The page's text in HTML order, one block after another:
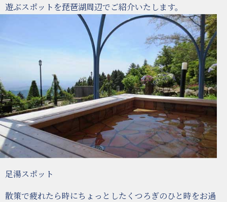
遊ぶスポットを琵琶湖周辺でご紹介いたします。
足湯スポット
散策で疲れたら時にちょっとしたくつろぎのひと時をお過